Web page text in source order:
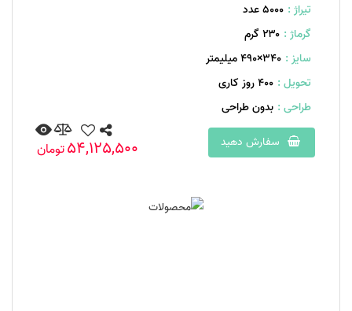
تیراژ : 5000 عدد
گرماژ : ۲۳۰ گرم
سایز : 340×490 میلیمتر
تحویل : 400 روز کاری
طراحی : بدون طراحی
سفارش دهید
54,125,500تومان